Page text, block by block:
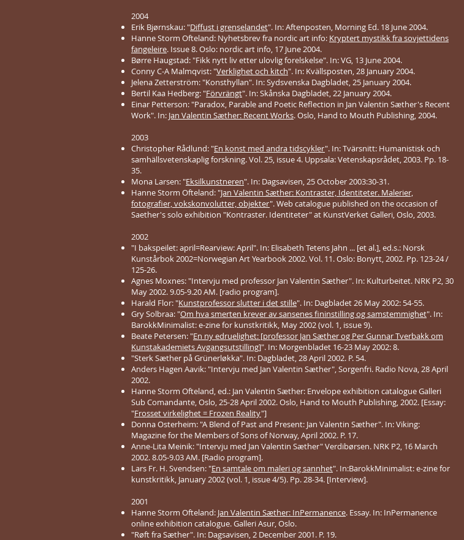
2004
Erik Bjørnskau: "Diffust i grenselandet". In: Aftenposten, Morning Ed. 18 June 2004.
Hanne Storm Ofteland: Nyhetsbrev fra nordic art info: Kryptert mystikk fra sovjettidens
fangeleire. Issue 8. Oslo: nordic art info, 17 June 2004.
Børre Haugstad: "Fikk nytt liv etter ulovlig forelskelse". In: VG, 13 June 2004.
Conny C-A Malmqvist: "Verklighet och kitch". In: Kvällsposten, 28 January 2004.
Jelena Zetterström: "Konsthyllan". In: Sydsvenska Dagbladet, 25 January 2004.
Bertil Kaa Hedberg: "Förvrängt". In: Skånska Dagbladet, 22 January 2004.
Einar Petterson: "Paradox, Parable and Poetic Reflection in Jan Valentin Sæther's Recent
Work". In: Jan Valentin Sæther: Recent Works. Oslo, Hand to Mouth Publishing, 2004.
2003
Christopher Rådlund: "En konst med andra tidscykler". In: Tvärsnitt: Humanistisk och
samhällsvetenskaplig forskning. Vol. 25, issue 4. Uppsala: Vetenskapsrådet, 2003. Pp. 18-
35.
Mona Larsen: "Eksilkunstneren". In: Dagsavisen, 25 October 2003:30-31.
Hanne Storm Ofteland: "Jan Valentin Sæther: Kontraster, Identiteter. Malerier,
fotografier, vokskonvolutter, objekter". Web catalogue published on the occasion of
Saether's solo exhibition "Kontraster. Identiteter" at KunstVerket Galleri, Oslo, 2003.
2002
"I bakspeilet: april=Rearview: April". In: Elisabeth Tetens Jahn ... [et al.], ed.s.: Norsk
Kunstårbok 2002=Norwegian Art Yearbook 2002. Vol. 11. Oslo: Bonytt, 2002. Pp. 123-24 /
125-26.
Agnes Moxnes: "Intervju med professor Jan Valentin Sæther". In: Kulturbeitet. NRK P2, 30
May 2002. 9.05-9.20 AM. [radio program].
Harald Flor: "Kunstprofessor slutter i det stille". In: Dagbladet 26 May 2002: 54-55.
Gry Solbraa: "Om hva smerten krever av sansenes fininstilling og samstemmighet". In:
BarokkMinimalist: e-zine for kunstkritikk, May 2002 (vol. 1, issue 9).
Beate Petersen: "En ny edruelighet: [professor Jan Sæther og Per Gunnar Tverbakk om
Kunstakademiets Avgangsutstilling]". In: Morgenbladet 16-23 May 2002: 8.
"Sterk Sæther på Grünerløkka". In: Dagbladet, 28 April 2002. P. 54.
Anders Hagen Aavik: "Intervju med Jan Valentin Sæther", Sorgenfri. Radio Nova, 28 April
2002.
Hanne Storm Ofteland, ed.: Jan Valentin Sæther: Envelope exhibition catalogue Galleri
Sub Comandante, Oslo, 25-28 April 2002. Oslo, Hand to Mouth Publishing, 2002. [Essay:
"Frosset virkelighet = Frozen Reality"]
Donna Osterheim: "A Blend of Past and Present: Jan Valentin Sæther". In: Viking:
Magazine for the Members of Sons of Norway, April 2002. P. 17.
Anne-Lita Meinik: "Intervju med Jan Valentin Sæther" Verdibørsen. NRK P2, 16 March
2002. 8.05-9.03 AM. [Radio program].
Lars Fr. H. Svendsen: "En samtale om maleri og sannhet". In:BarokkMinimalist: e-zine for
kunstkritikk, January 2002 (vol. 1, issue 4/5). Pp. 28-34. [Interview].
2001
Hanne Storm Ofteland: Jan Valentin Sæther: InPermanence. Essay. In: InPermanence
online exhibition catalogue. Galleri Asur, Oslo.
"Røft fra Sæther". In: Dagsavisen, 2 December 2001. P. 19.